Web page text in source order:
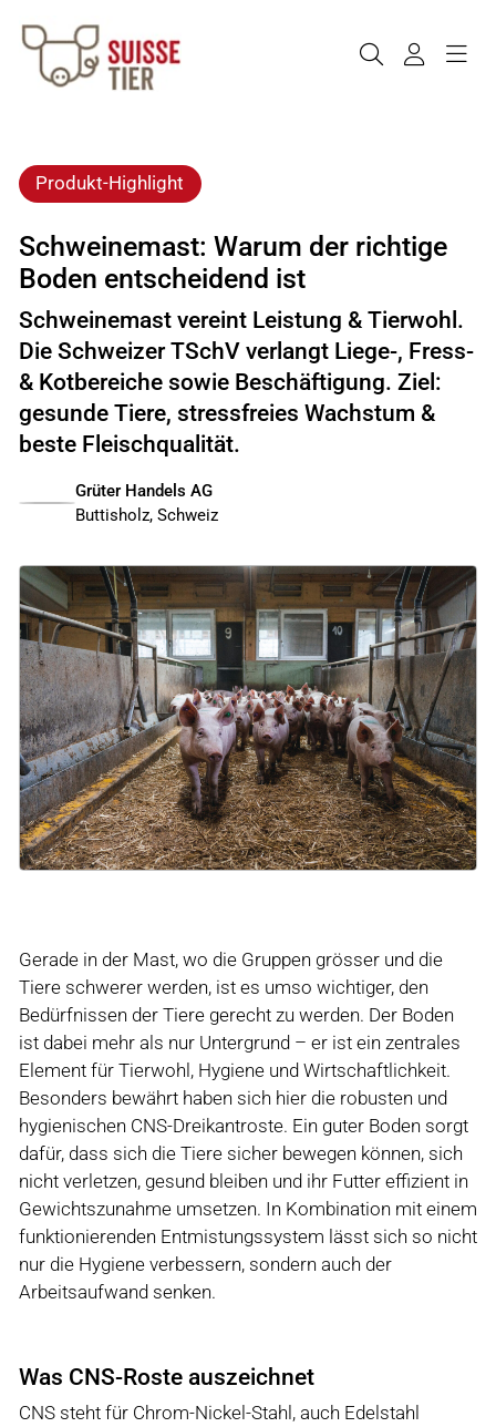
Produkt-Highlight
Schweinemast: Warum der richtige
Boden entscheidend ist
Schweinemast vereint Leistung & Tierwohl.
Die Schweizer TSchV verlangt Liege-, Fress-
& Kotbereiche sowie Beschäftigung. Ziel:
gesunde Tiere, stressfreies Wachstum &
beste Fleischqualität.
Grüter Handels AG
Buttisholz, Schweiz
Gerade in der Mast, wo die Gruppen grösser und die
Tiere schwerer werden, ist es umso wichtiger, den
Bedürfnissen der Tiere gerecht zu werden. Der Boden
ist dabei mehr als nur Untergrund – er ist ein zentrales
Element für Tierwohl, Hygiene und Wirtschaftlichkeit.
Besonders bewährt haben sich hier die robusten und
hygienischen CNS-Dreikantroste. Ein guter Boden sorgt
dafür, dass sich die Tiere sicher bewegen können, sich
nicht verletzen, gesund bleiben und ihr Futter effizient in
Gewichtszunahme umsetzen. In Kombination mit einem
funktionierenden Entmistungssystem lässt sich so nicht
nur die Hygiene verbessern, sondern auch der
Arbeitsaufwand senken.
Was CNS-Roste auszeichnet
CNS steht für Chrom-Nickel-Stahl, auch Edelstahl